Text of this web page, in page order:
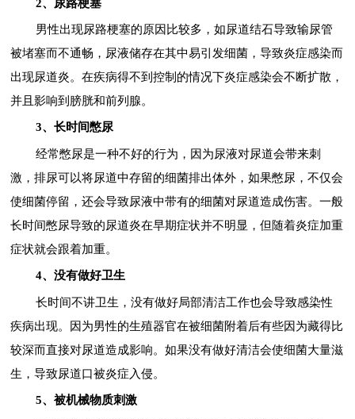
2、尿路梗塞
男性出现尿路梗塞的原因比较多，如尿道结石导致输尿管
被堵塞而不通畅，尿液储存在其中易引发细菌，导致炎症感染而
出现尿道炎。在疾病得不到控制的情况下炎症感染会不断扩散，
并且影响到膀胱和前列腺。
3、长时间憋尿
经常憋尿是一种不好的行为，因为尿液对尿道会带来刺
激，排尿可以将尿道中存留的细菌排出体外，如果憋尿，不仅会
使细菌停留，还会导致尿液中带有的细菌对尿道造成伤害。一般
长时间憋尿导致的尿道炎在早期症状并不明显，但随着炎症加重
症状就会跟着加重。
4、没有做好卫生
长时间不讲卫生，没有做好局部清洁工作也会导致感染性
疾病出现。因为男性的生殖器官在被细菌附着后有些因为藏得比
较深而直接对尿道造成影响。如果没有做好清洁会使细菌大量滋
生，导致尿道口被炎症入侵。
5、被机械物质刺激